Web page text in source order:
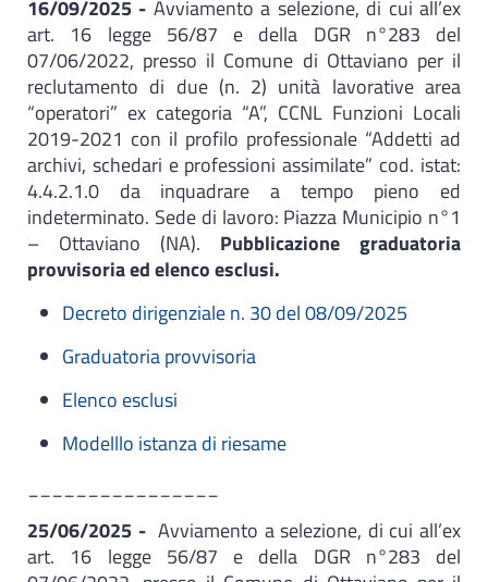
16/09/2025 - Avviamento a selezione, di cui all’ex
art. 16 legge 56/87 e della DGR n°283 del
07/06/2022, presso il Comune di Ottaviano per il
reclutamento di due (n. 2) unità lavorative area
“operatori” ex categoria “A”, CCNL Funzioni Locali
2019-2021 con il profilo professionale “Addetti ad
archivi, schedari e professioni assimilate” cod. istat:
4.4.2.1.0 da inquadrare a tempo pieno ed
indeterminato. Sede di lavoro: Piazza Municipio n°1
– Ottaviano (NA). Pubblicazione graduatoria
provvisoria ed elenco esclusi.
Decreto dirigenziale n. 30 del 08/09/2025
Graduatoria provvisoria
Elenco esclusi
Modelllo istanza di riesame
25/06/2025 - Avviamento a selezione, di cui all’ex
art. 16 legge 56/87 e della DGR n°283 del